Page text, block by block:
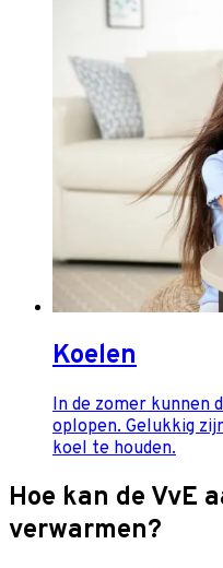
Koelen
In de zomer kunnen
oplopen. Gelukkig
koel te houden.
Hoe kan de VvE
verwarmen?